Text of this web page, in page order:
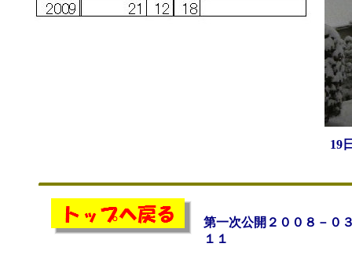
19
第一次公開２００８－０
１１